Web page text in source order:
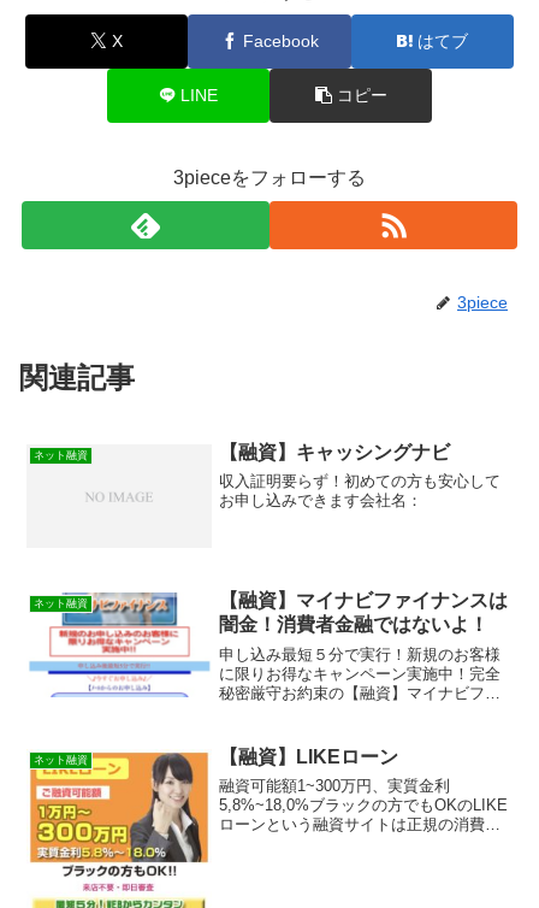
X Facebook はてブ
LINE コピー
3pieceをフォローする
3piece
関連記事
ネット融資 【融資】キャッシングナビ
収入証明要らず！初めての方も安心して
お申し込みできます会社名：
ネット融資
【融資】マイナビファイナンスは
闇金！消費者金融ではないよ！
申し込み最短５分で実行！新規のお客様
に限りお得なキャンペーン実施中！完全
秘密厳守お約束の【融資】マイナビファ
SMSメールでお金を貸してもらえる消費
者金融などの貸金業者を探...
ネット融資 【融資】LIKEローン
融資可能額1~300万円、実質金利
5,8%~18,0%ブラックの方でもOKのLIKE
ローンという融資サイトは正規の消費者